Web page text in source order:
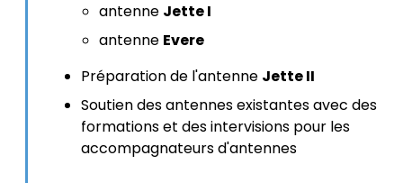
antenne Jette I
antenne Evere
Préparation de l'antenne Jette II
Soutien des antennes existantes avec des
formations et des intervisions pour les
accompagnateurs d'antennes